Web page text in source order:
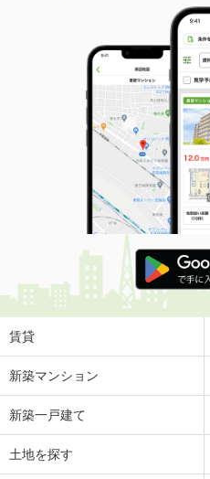
賃貸
新築マンション
新築一戸建て
土地を探す